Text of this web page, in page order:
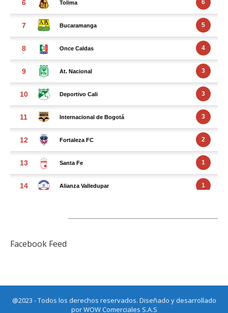
Facebook Feed
@2023 - Todos los derechos reservados. Diseñado y desarrollado
porWOW Comerciales S.A.S